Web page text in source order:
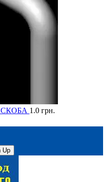
СКОБА 1.0 грн.
Up